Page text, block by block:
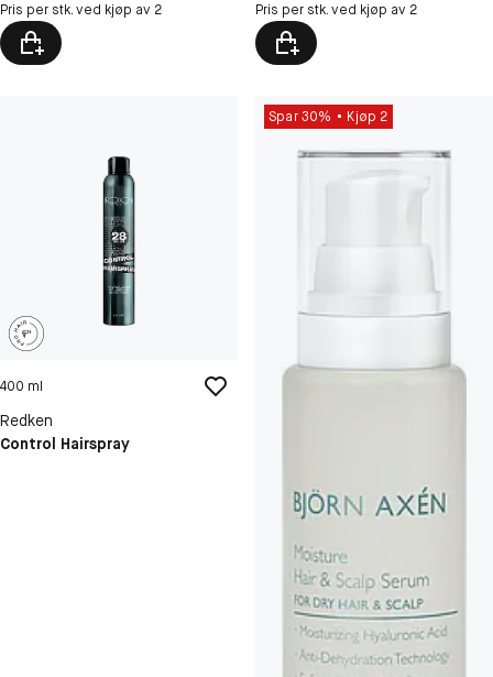
Pris per stk. ved kjøp av 2 Pris per stk. ved kjøp av 2
400 ml
Redken
Control Hairspray
Spar 30% Kjøp 2